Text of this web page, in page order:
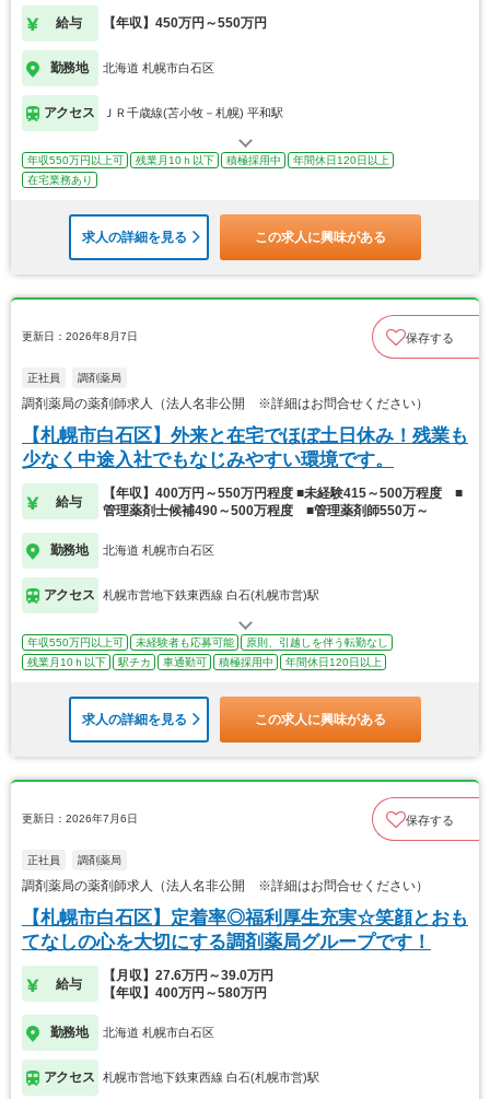
給与 【年収】450万円～550万円
勤務地 北海道 札幌市白石区
アクセス ＪＲ千歳線(苫小牧－札幌) 平和駅
年収550万円以上可 残業月10ｈ以下 積極採用中
年間休日120日以上
在宅業務あり
求人の詳細を見る この求人に興味がある
更新日：2026年8月7日 保存する
正社員 調剤薬局
調剤薬局の薬剤師求人（法人名非公開 ※詳細はお問合せください）
【札幌市白石区】外来と在宅でほぼ土日休み！残業も
少なく中途入社でもなじみやすい環境です。
給与
【年収】400万円～550万円程度 ■未経験415～500万程度 ■
管理薬剤士候補490～500万程度 ■管理薬剤師550万～
勤務地 北海道 札幌市白石区
アクセス 札幌市営地下鉄東西線 白石(札幌市営)駅
年収550万円以上可 未経験者も応募可能
原則、引越しを伴う転勤なし
残業月10ｈ以下
駅チカ 車通勤可 積極採用中 年間休日120日以上
求人の詳細を見る この求人に興味がある
更新日：2026年7月6日 保存する
正社員 調剤薬局
調剤薬局の薬剤師求人（法人名非公開 ※詳細はお問合せください）
【札幌市白石区】定着率◎福利厚生充実☆笑顔とおも
てなしの心を大切にする調剤薬局グループです！
給与
【月収】27.6万円～39.0万円
【年収】400万円～580万円
勤務地 北海道 札幌市白石区
アクセス 札幌市営地下鉄東西線 白石(札幌市営)駅